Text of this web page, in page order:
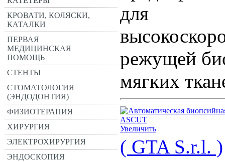
КРОВАТИ, КОЛЯСКИ,
КАТАЛКИ
ПЕРВАЯ
МЕДИЦИНСКАЯ
ПОМОЩЬ
СТЕНТЫ
СТОМАТОЛОГИЯ
(ЭНДОДОНТИЯ)
ФИЗИОТЕРАПИЯ
ХИРУРГИЯ
ЭЛЕКТРОХИРУРГИЯ
ЭНДОСКОПИЯ
для
режущей
мягких
Увеличить
( GTA S.r.l. )